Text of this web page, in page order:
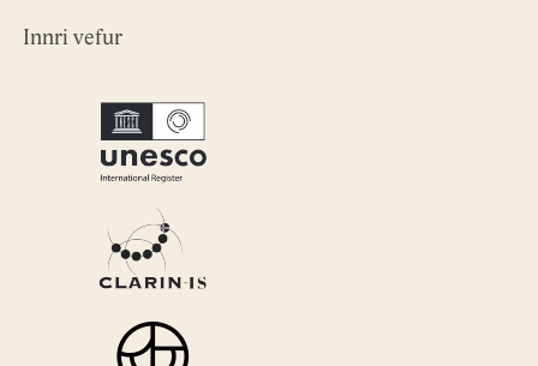
Innri vefur